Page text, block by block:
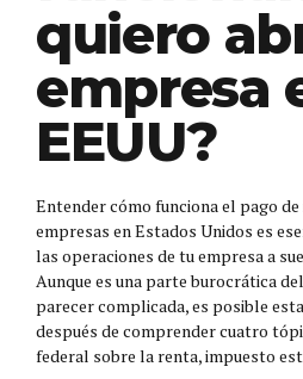
quiero
empresa
EEUU?
Entender cómo funciona el pago
empresas en Estados Unidos es
las operaciones de tu empresa a
Aunque es una parte burocrática
parecer complicada, es posible
después de comprender cuatro
federal sobre la renta, impuesto